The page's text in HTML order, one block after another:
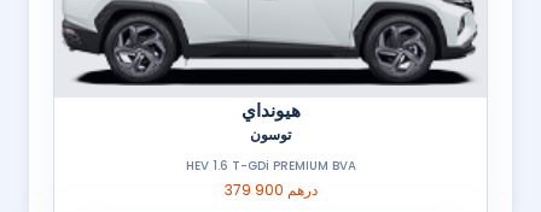
هيونداي
توسون
HEV 1.6 T-GDi PREMIUM BVA
379 900 درهم